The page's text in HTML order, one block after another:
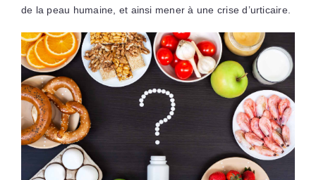
de la peau humaine, et ainsi mener à une crise d’urticaire.